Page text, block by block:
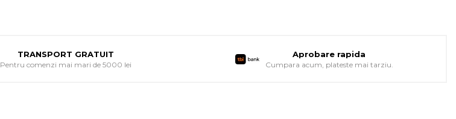
TRANSPORT GRATUIT
Pentru comenzi mai mari de 5000 lei
Aprobare rapida
Cumpara acum, plateste mai tarziu.